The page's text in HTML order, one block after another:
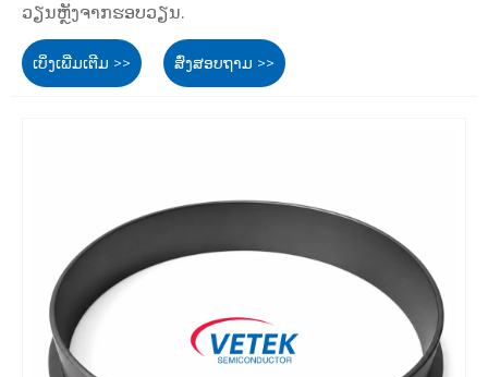
ວຽນຫຼັງຈາກຮອບວຽນ.
ເບິ່ງເພີ່ມເຕີມ >> ສົ່ງສອບຖາມ >>